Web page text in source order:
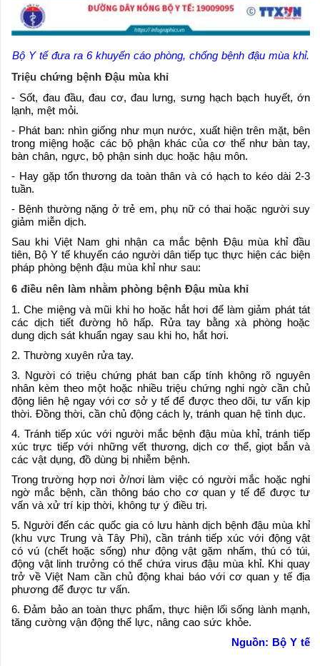
Bộ Y tế đưa ra 6 khuyến cáo phòng, chống bệnh đậu mùa khỉ.
Triệu chứng bệnh Đậu mùa khỉ
- Sốt, đau đầu, đau cơ, đau lưng, sưng hạch bạch huyết, ớn
lạnh, mệt mỏi.
- Phát ban: nhìn giống như mụn nước, xuất hiện trên mặt, bên
trong miệng hoặc các bộ phận khác của cơ thể như bàn tay,
bàn chân, ngực, bộ phận sinh dục hoặc hậu môn.
- Hay gặp tổn thương da toàn thân và có hạch to kéo dài 2-3
tuần.
- Bệnh thường nặng ở trẻ em, phụ nữ có thai hoặc người suy
giảm miễn dịch.
Sau khi Việt Nam ghi nhận ca mắc bệnh Đậu mùa khỉ đầu
tiên, Bộ Y tế khuyến cáo người dân tiếp tục thực hiện các biện
pháp phòng bệnh đậu mùa khỉ như sau:
6 điều nên làm nhằm phòng bệnh Đậu mùa khỉ
1. Che miệng và mũi khi ho hoặc hắt hơi để làm giảm phát tát
các dịch tiết đường hô hấp. Rửa tay bằng xà phòng hoặc
dung dịch sát khuẩn ngay sau khi ho, hắt hơi.
2. Thường xuyên rửa tay.
3. Người có triệu chứng phát ban cấp tính không rõ nguyên
nhân kèm theo một hoặc nhiều triệu chứng nghi ngờ cần chủ
động liên hệ ngay với cơ sở y tế để được theo dõi, tư vấn kịp
thời. Đồng thời, cần chủ động cách ly, tránh quan hệ tình dục.
4. Tránh tiếp xúc với người mắc bệnh đậu mùa khỉ, tránh tiếp
xúc trực tiếp với những vết thương, dịch cơ thể, giọt bắn và
các vật dụng, đồ dùng bị nhiễm bệnh.
Trong trường hợp nơi ở/nơi làm việc có người mắc hoặc nghi
ngờ mắc bệnh, cần thông báo cho cơ quan y tế để được tư
vấn và xử trí kịp thời, không tự ý điều trị.
5. Người đến các quốc gia có lưu hành dịch bệnh đậu mùa khỉ
(khu vực Trung và Tây Phi), cần tránh tiếp xúc với động vật
có vú (chết hoặc sống) như động vật gặm nhấm, thú có túi,
động vật linh trưởng có thể chứa virus đậu mùa khỉ. Khi quay
trở về Việt Nam cần chủ động khai báo với cơ quan y tế địa
phương để được tư vấn.
6. Đảm bảo an toàn thực phẩm, thực hiện lối sống lành mạnh,
tăng cường vận động thể lực, nâng cao sức khỏe.
Nguồn: Bộ Y tế